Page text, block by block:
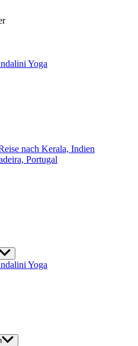
Yoga
nach Kerala, Indien
Portugal
Yoga